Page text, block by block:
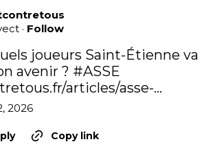
· Follow
joueurs Saint-Étienne va
avenir ? #ASSE
articles/asse-…
2026
Copy link